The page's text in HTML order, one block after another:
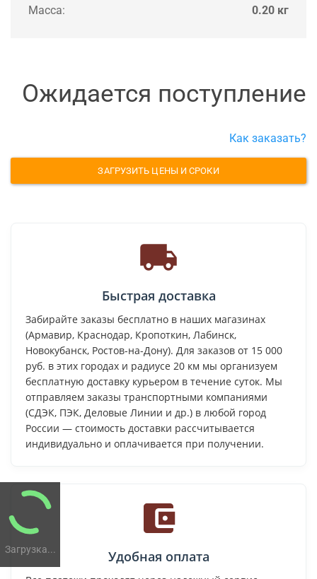
Загрузка...
Масса: 0.20 кг
Ожидается поступление
Как заказать?
ЗАГРУЗИТЬ ЦЕНЫ И СРОКИ
Быстрая доставка
Забирайте заказы бесплатно в наших магазинах
(Армавир, Краснодар, Кропоткин, Лабинск,
Новокубанск, Ростов-на-Дону). Для заказов от 15 000
руб. в этих городах и радиусе 20 км мы организуем
бесплатную доставку курьером в течение суток. Мы
отправляем заказы транспортными компаниями
(СДЭК, ПЭК, Деловые Линии и др.) в любой город
России — стоимость доставки рассчитывается
индивидуально и оплачивается при получении.
Удобная оплата